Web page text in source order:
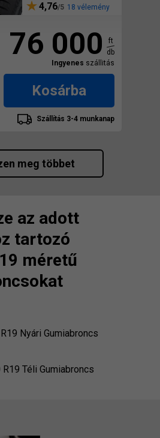
4,76 18 vélemény
76 000
ft
db
Ingyenes szállitás
Kosárba
Szállítás 3-4 munkanap
meg többet
az adott
tartozó
méretű
Nyári Gumiabroncs
Téli Gumiabroncs